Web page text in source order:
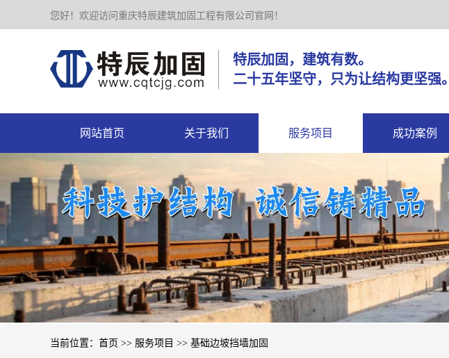
您好！欢迎访问重庆特辰建筑加固工程有限公司官网！
特辰加固，建筑有数。
二十五年坚守，只为让结构更坚强。
网站首页 关于我们 服务项目 成功案例
当前位置： 首页 >> 服务项目 >> 基础边坡挡墙加固